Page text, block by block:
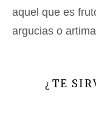
aquel que es
argucias o
¿ TE